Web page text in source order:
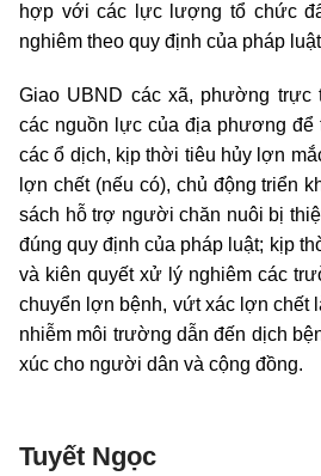
hợp với các lực lượng tổ chức
nghiêm theo quy định của pháp
Giao UBND các xã, phường trực
các nguồn lực của địa phương
các ổ dịch, kịp thời tiêu hủy lợn
lợn chết (nếu có), chủ động triển
sách hỗ trợ người chăn nuôi bị
đúng quy định của pháp luật; kịp
và kiên quyết xử lý nghiêm các
chuyển lợn bệnh, vứt xác lợn chết
nhiễm môi trường dẫn đến dịch
xúc cho người dân và cộng đồng.
Tuyết Ngọc